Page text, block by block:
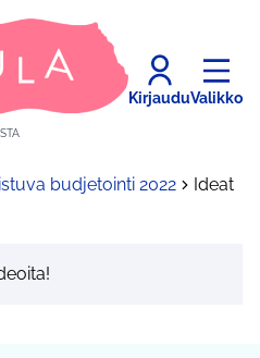
KirjauduValikko
budjetointi 2022 Ideat